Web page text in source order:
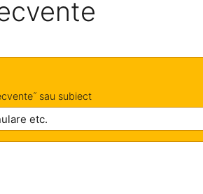
sau subiect